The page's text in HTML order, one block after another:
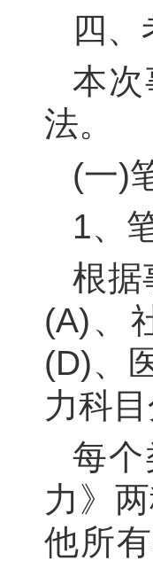
四
本
法。
(一)
1、
根据
(A)、
(D)、
力科
每
力》
他所